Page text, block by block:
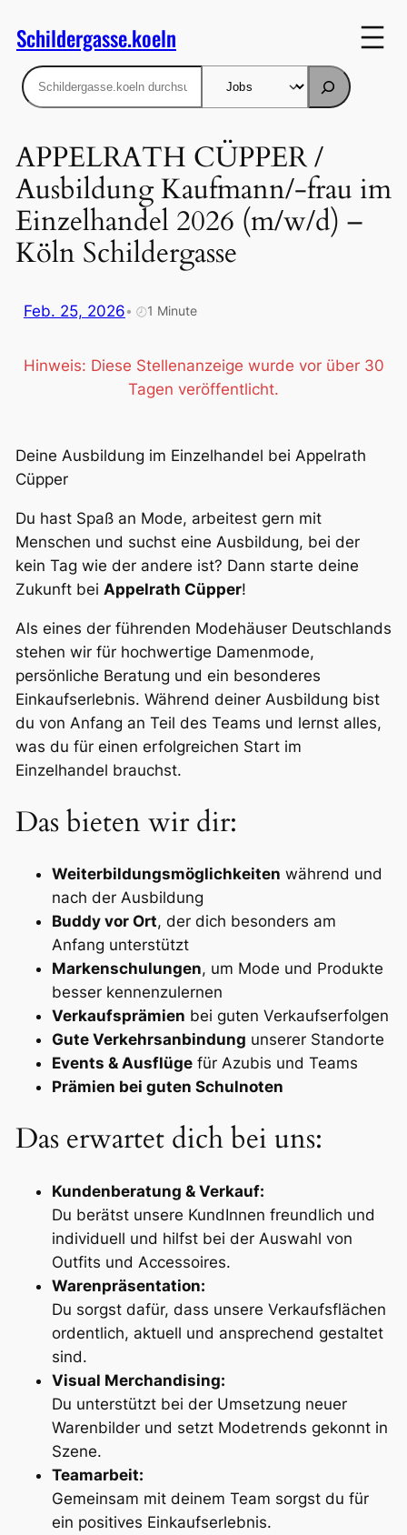
Inhalt
springen
Schildergasse.koeln
Suchen
APPELRATH CÜPPER /
Ausbildung Kaufmann/-frau im
Einzelhandel 2026 (m/w/d) –
Köln Schildergasse
Feb. 25, 2026• 🕗1 Minute
Hinweis: Diese Stellenanzeige wurde vor über 30
Tagen veröffentlicht.
Deine Ausbildung im Einzelhandel bei Appelrath
Cüpper
Du hast Spaß an Mode, arbeitest gern mit
Menschen und suchst eine Ausbildung, bei der
kein Tag wie der andere ist? Dann starte deine
Zukunft bei Appelrath Cüpper!
Als eines der führenden Modehäuser Deutschlands
stehen wir für hochwertige Damenmode,
persönliche Beratung und ein besonderes
Einkaufserlebnis. Während deiner Ausbildung bist
du von Anfang an Teil des Teams und lernst alles,
was du für einen erfolgreichen Start im
Einzelhandel brauchst.
Das bieten wir dir:
Weiterbildungsmöglichkeiten während und
nach der Ausbildung
Buddy vor Ort, der dich besonders am
Anfang unterstützt
Markenschulungen, um Mode und Produkte
besser kennenzulernen
Verkaufsprämien bei guten Verkaufserfolgen
Gute Verkehrsanbindung unserer Standorte
Events & Ausflügefür Azubis und Teams
Prämien bei guten Schulnoten
Das erwartet dich bei uns:
Kundenberatung & Verkauf:
Du berätst unsere KundInnen freundlich und
individuell und hilfst bei der Auswahl von
Outfits und Accessoires.
Warenpräsentation:
Du sorgst dafür, dass unsere Verkaufsflächen
ordentlich, aktuell und ansprechend gestaltet
sind.
Visual Merchandising:
Du unterstützt bei der Umsetzung neuer
Warenbilder und setzt Modetrends gekonnt in
Szene.
Teamarbeit:
Gemeinsam mit deinem Team sorgst du für
ein positives Einkaufserlebnis.